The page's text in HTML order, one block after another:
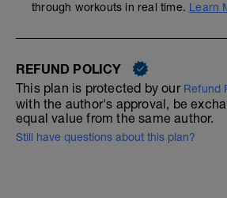
through workouts in real time. Learn
REFUND POLICY
This plan is protected by our Refund
with the author's approval, be
equal value from the same author.
Still have questions about this plan?